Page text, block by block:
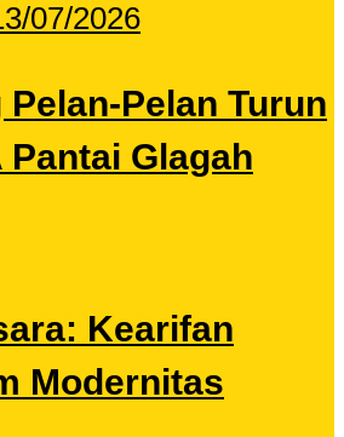
07/2026
Pelan Turun
Pantai Glagah
Kearifan
Modernitas